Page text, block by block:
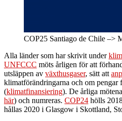
COP25 Santiago de Chile –>
Alla länder som har skrivit under
UNFCCC möts årligen för att
utsläppen av växthusgaser, sätt att
klimatförändringarna och om pengar
(klimatfinansiering). De årliga
här) och numreras. COP24 hölls
hållas 2020 i Glasgow i Skottland,